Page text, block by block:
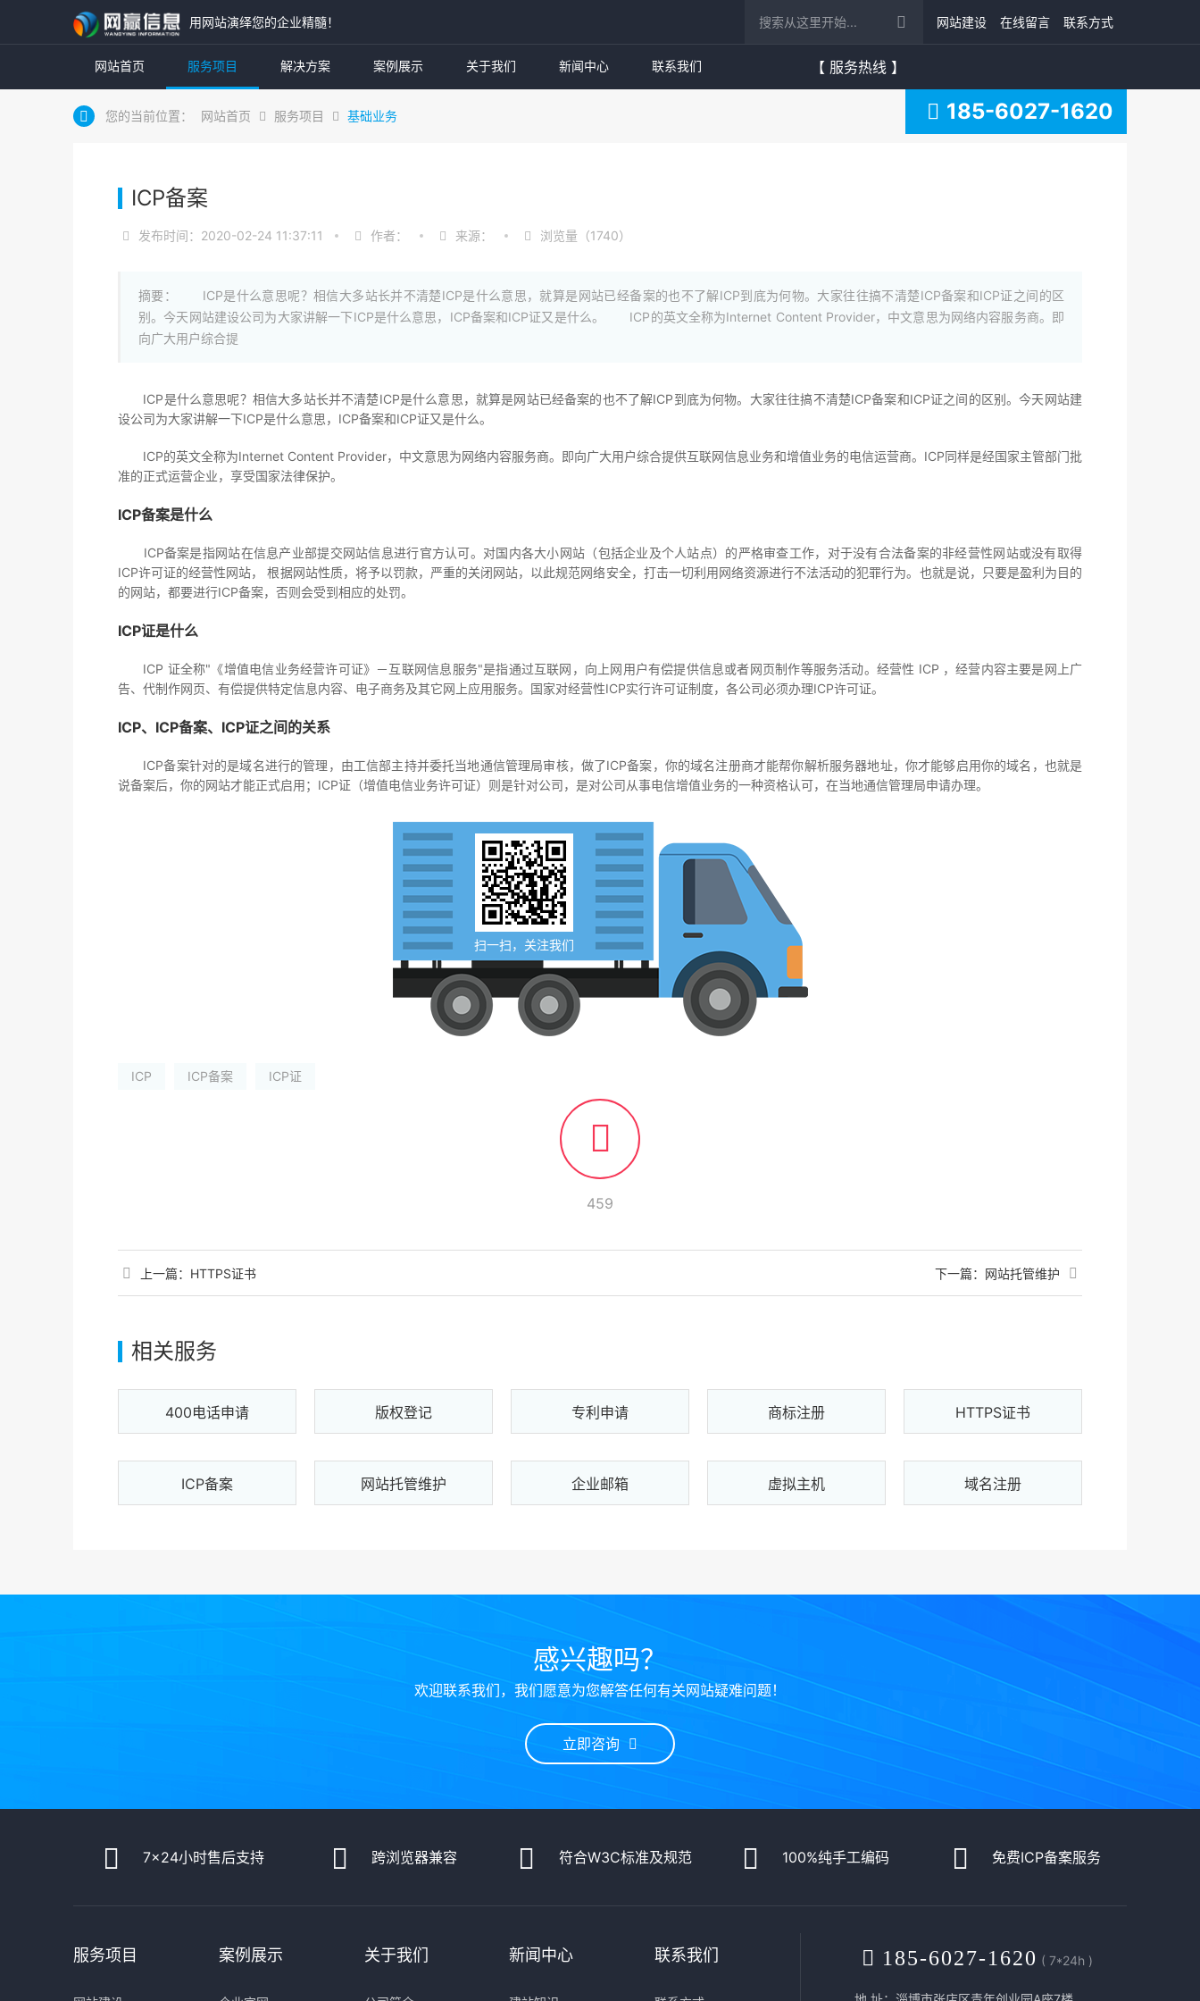
用网站演绎您的企业精髓！ 网站建设 在线留言 联系方式
网站首页 服务项目 解决方案 案例展示 关于我们 新闻中心 联系我们 【 服务热线 】
185-6027-1620
您的当前位置： 网站首页 服务项目 基础业务
ICP备案
发布时间：2020-02-24 11:37:11 作者： 来源： 浏览量（1740）
摘要： ICP是什么意思呢？相信大多站长并不清楚ICP是什么意思，就算是网站已经备案的也不了解ICP到底为何物。大家往往搞不清楚ICP备案和ICP证之间的区
别。今天网站建设公司为大家讲解一下ICP是什么意思，ICP备案和ICP证又是什么。 ICP的英文全称为Internet Content Provider，中文意思为网络内容服务商。即
向广大用户综合提
ICP是什么意思呢？相信大多站长并不清楚ICP是什么意思，就算是网站已经备案的也不了解ICP到底为何物。大家往往搞不清楚ICP备案和ICP证之间的区别。今天网站建
设公司为大家讲解一下ICP是什么意思，ICP备案和ICP证又是什么。
ICP的英文全称为Internet Content Provider，中文意思为网络内容服务商。即向广大用户综合提供互联网信息业务和增值业务的电信运营商。ICP同样是经国家主管部门批
准的正式运营企业，享受国家法律保护。
ICP备案是什么
ICP备案是指网站在信息产业部提交网站信息进行官方认可。对国内各大小网站（包括企业及个人站点）的严格审查工作，对于没有合法备案的非经营性网站或没有取得
ICP许可证的经营性网站， 根据网站性质，将予以罚款，严重的关闭网站，以此规范网络安全，打击一切利用网络资源进行不法活动的犯罪行为。也就是说，只要是盈利为目的
的网站，都要进行ICP备案，否则会受到相应的处罚。
ICP证是什么
ICP 证全称"《增值电信业务经营许可证》－互联网信息服务"是指通过互联网，向上网用户有偿提供信息或者网页制作等服务活动。经营性 ICP ，经营内容主要是网上广
告、代制作网页、有偿提供特定信息内容、电子商务及其它网上应用服务。国家对经营性ICP实行许可证制度，各公司必须办理ICP许可证。
ICP、ICP备案、ICP证之间的关系
ICP备案针对的是域名进行的管理，由工信部主持并委托当地通信管理局审核，做了ICP备案，你的域名注册商才能帮你解析服务器地址，你才能够启用你的域名，也就是
说备案后，你的网站才能正式启用；ICP证（增值电信业务许可证）则是针对公司，是对公司从事电信增值业务的一种资格认可，在当地通信管理局申请办理。
扫一扫，关注我们
ICP ICP备案 ICP证
459
上一篇： HTTPS证书 下一篇： 网站托管维护
相关服务
400电话申请 版权登记 专利申请 商标注册 HTTPS证书
ICP备案 网站托管维护 企业邮箱 虚拟主机 域名注册
感兴趣吗？
欢迎联系我们，我们愿意为您解答任何有关网站疑难问题！
立即咨询
7x24小时售后支持 跨浏览器兼容 符合W3C标准及规范 100%纯手工编码 免费ICP备案服务
服务项目 案例展示 关于我们 新闻中心 联系我们 185-6027-1620 ( 7*24h )